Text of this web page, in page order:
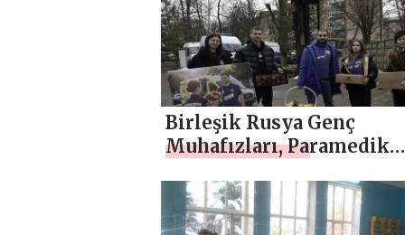
metrelik Aziz George
kurdelesini açtı
Birleşik Rusya Genç
Muhafızları, Paramedik
genelinde etkinlikler
düzenliyor